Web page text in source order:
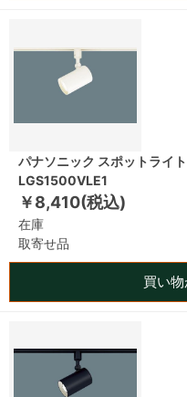
パナソニック スポットライ
LGS1500VLE1
￥8,410(税込)
在庫
取寄せ品
買い